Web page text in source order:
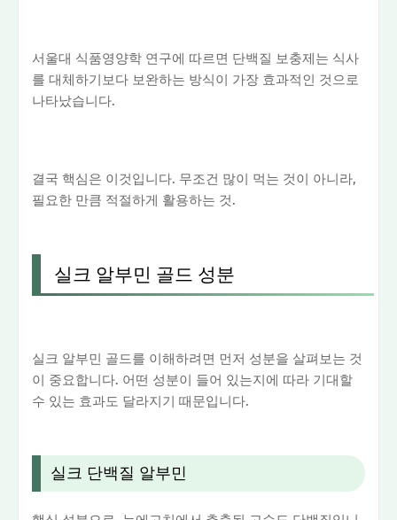
서울대 식품영양학 연구에 따르면 단백질 보충제는 식사
를 대체하기보다 보완하는 방식이 가장 효과적인 것으로
나타났습니다.
결국 핵심은 이것입니다. 무조건 많이 먹는 것이 아니라,
필요한 만큼 적절하게 활용하는 것.
실크 알부민 골드 성분
실크 알부민 골드를 이해하려면 먼저 성분을 살펴보는 것
이 중요합니다. 어떤 성분이 들어 있는지에 따라 기대할
수 있는 효과도 달라지기 때문입니다.
실크 단백질 알부민